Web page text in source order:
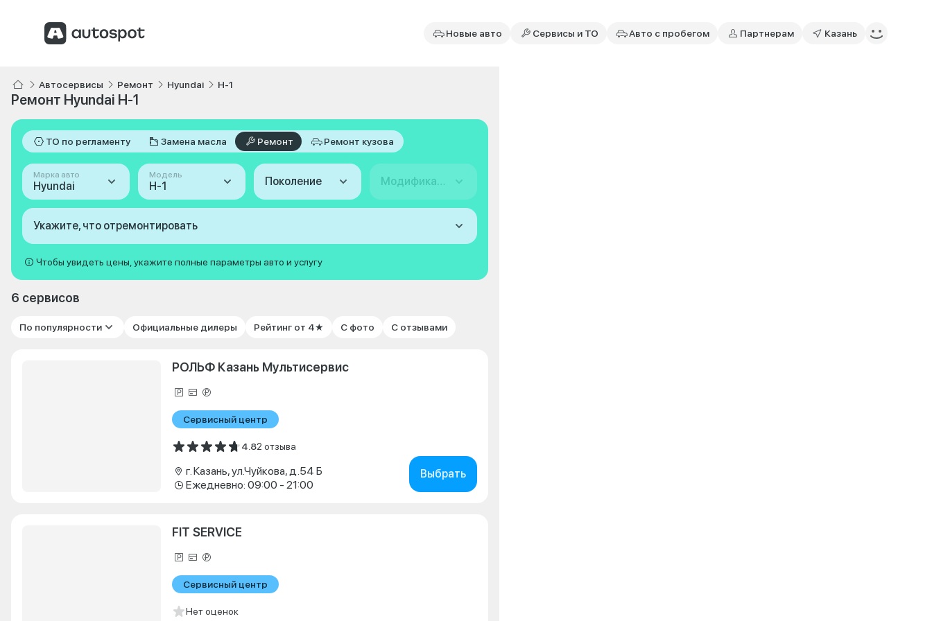
Новые авто Сервисы и ТО Авто с пробегом Партнерам Казань
Автосервисы Ремонт Hyundai H-1
Ремонт Hyundai H-1
ТО по регламенту Замена масла Ремонт Ремонт кузова
Марка авто
Hyundai
Модель
H-1 Поколение Модификация
Укажите, что отремонтировать
Чтобы увидеть цены, укажите полные параметры авто и услугу
6 сервисов
По популярности Официальные дилеры Рейтинг от 4★ С фото С отзывами
РОЛЬФ Казань Мультисервис
Сервисный центр
4.82 отзыва
г. Казань, ул.Чуйкова, д.54 Б
Ежедневно: 09:00 - 21:00
Выбрать
FIT SERVICE
Сервисный центр
Нет оценок